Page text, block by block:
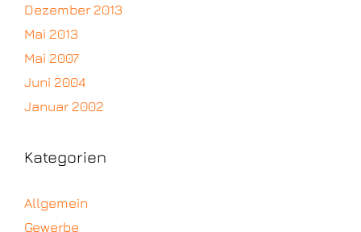
Dezember 2013
Mai 2013
Mai 2007
Juni 2004
Januar 2002
Kategorien
Allgemein
Gewerbe